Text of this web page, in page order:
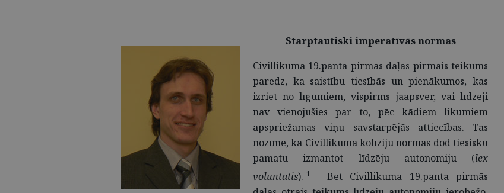
Starptautiski imperatīvās normas
Civillikuma 19.panta pirmās daļas pirmais teikums
paredz, ka saistību tiesībās un pienākumos, kas
izriet no līgumiem, vispirms jāapsver, vai līdzēji
nav vienojušies par to, pēc kādiem likumiem
apspriežamas viņu savstarpējās attiecības. Tas
nozīmē, ka Civillikuma kolīziju normas dod tiesisku
pamatu izmantot līdzēju autonomiju (lex
voluntatis). 1
Bet Civillikuma 19.panta pirmās